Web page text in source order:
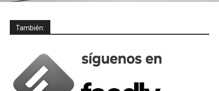
También: